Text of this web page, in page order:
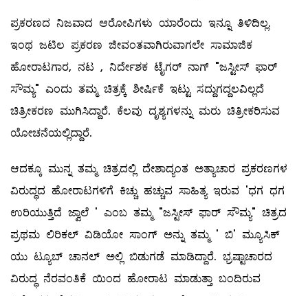
ಪ್ರಕರಣದ ನಿಜವಾದ ಆರೋಪಿಗಳು ಯಾರೆಂದು ಇನ್ನೂ ತಿಳಿದಿಲ್ಲ.
ಇಂಥ ಜಟಿಲ ಪ್ರಕರಣ ಜೀವಂತವಾಗಿರುವಾಗಲೇ ಸಾಮಾಜಿಕ
ಹೋರಾಟಗಾರ, ನಟ , ನಿರ್ದೇಶಕ ಟೈಗರ್ ನಾಗ್ "ಜಸ್ಟೀಸ್ ಫಾರ್
ಸೌಮ್ಯ" ಎಂದು ತಮ್ಮ ಚಿತ್ರಕ್ಕೆ ಶೀರ್ಷಿಕೆ ಇಟ್ಟು ಸದ್ದುಗದ್ದಲವಿಲ್ಲದೆ
ಚಿತ್ರೀಕರಣ ಮುಗಿಸಿದ್ದಾರೆ. ಕೆಲವು ದೃಶ್ಯಗಳನ್ನು ಮರು ಚಿತ್ರೀಕರಿಸುವ
ಯೋಚನೆಯಲ್ಲಿದ್ದಾರೆ.
ಆದಕ್ಕೂ ಮುನ್ನ ತಮ್ಮ ಚಿತ್ರದಲ್ಲಿ ದೇಶಾದ್ಯಂತ ಅತ್ಯಾಚಾರ ಪ್ರಕರಣಗಳ
ವಿರುದ್ಧದ ಹೋರಾಟಗಳಿಗೆ ಕಿಚ್ಚು ಹಚ್ಚುವ ಸಾಹಿತ್ಯ ಇರುವ 'ಧಗ ಧಗ
ಉರಿಯುತ್ತಿದೆ ಜ್ವಾಲೆ ' ಎಂಬ ತಮ್ಮ "ಜಸ್ಟೀಸ್ ಫಾರ್ ಸೌಮ್ಯ" ಚಿತ್ರದ
ಪ್ರಥಮ ಲಿರಿಕಲ್ ವಿಡಿಯೋ ಸಾಂಗ್ ಅನ್ನು ತಮ್ಮ ' ಬಿ' ಮ್ಯೂಸಿಕ್
ಯು ಟ್ಯೂಬ್ ಚಾನಲ್ ಅಲ್ಲಿ ಬಿಡುಗಡೆ ಮಾಡಿದ್ದಾರೆ. ಭ್ರಷ್ಟಾಚಾರದ
ವಿರುದ್ಧ ನೆರವಂತಿಕೆ ಯಿಂದ ಹೋರಾಟ ಮಾಡುತ್ತಾ ಬಂದಿರುವ